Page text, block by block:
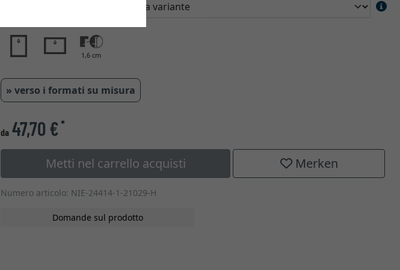
1,6 cm
» verso i formati su misura
da 47,70 €*
Metti nel carrello acquisti Merken
Numero articolo: NIE-24414-1-21029-H
Domande sul prodotto